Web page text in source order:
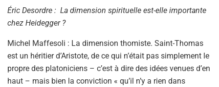
Éric Desordre : La dimension spirituelle est-elle importante
chez Heidegger ?
Michel Maffesoli : La dimension thomiste. Saint-Thomas
est un héritier d’Aristote, de ce qui n’était pas simplement le
propre des platoniciens – c’est à dire des idées venues d’en
haut – mais bien la conviction « qu’il n’y a rien dans